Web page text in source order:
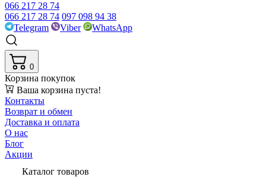
066 217 28 74
066 217 28 74 097 098 94 38
Telegram
Viber WhatsApp
0
Корзина покупок
Ваша корзина пуста!
Контакты
Возврат и обмен
Доставка и оплата
О нас
Блог
Акции
Каталог товаров